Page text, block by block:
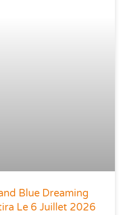
Blue Dreaming
Le 6 Juillet 2026